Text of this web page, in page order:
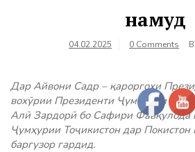
намуд
04.02.2025 0 Comments
Дар Айвони Садр – қароргоҳи
вохӯрии Президенти Ҷумҳурии
Алӣ Зардорӣ бо Сафири Фавқулода
Ҷумҳурии Тоҷикистон дар
баргузор гардид.